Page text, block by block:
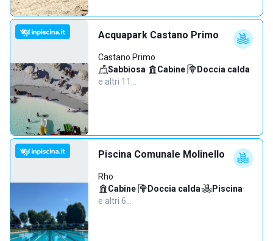
Acquapark Castano Primo
Castano Primo
Sabbiosa· Cabine· Doccia calda·
e altri 11…
Piscina Comunale Molinello
Rho
Cabine· Doccia calda· Piscina·
e altri 6…